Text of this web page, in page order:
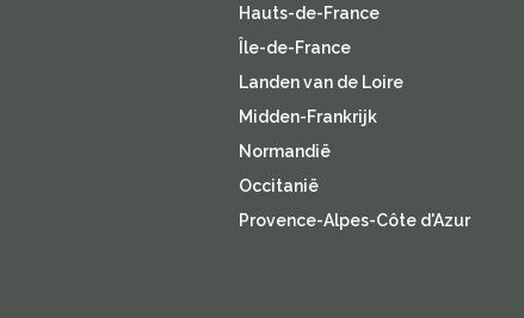
Hauts-de-France
Île-de-France
Landen van de Loire
Midden-Frankrijk
Normandië
Occitanië
Provence-Alpes-Côte d'Azur